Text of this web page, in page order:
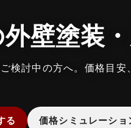
壁塗装
検討中の方へ。価格目
る 価格シミュレーショ